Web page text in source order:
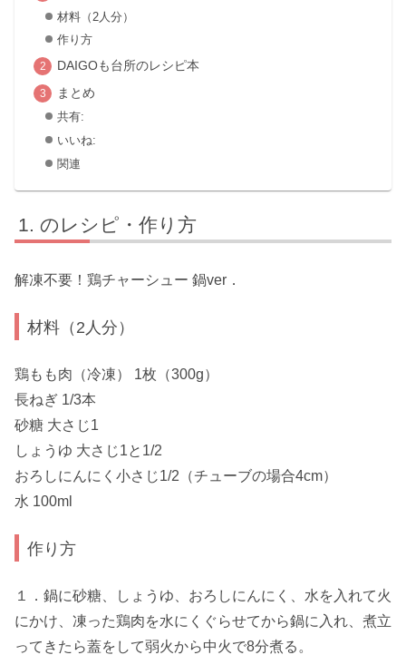
材料（2人分）
作り方
DAIGOも台所のレシピ本
まとめ
共有:
いいね:
関連
のレシピ・作り方
解凍不要！鶏チャーシュー 鍋ver．
材料（2人分）
鶏もも肉（冷凍） 1枚（300g）
長ねぎ 1/3本
砂糖 大さじ1
しょうゆ 大さじ1と1/2
おろしにんにく小さじ1/2（チューブの場合4cm）
水 100ml
作り方
１．鍋に砂糖、しょうゆ、おろしにんにく、水を入れて火
にかけ、凍った鶏肉を水にくぐらせてから鍋に入れ、煮立
ってきたら蓋をして弱火から中火で8分煮る。